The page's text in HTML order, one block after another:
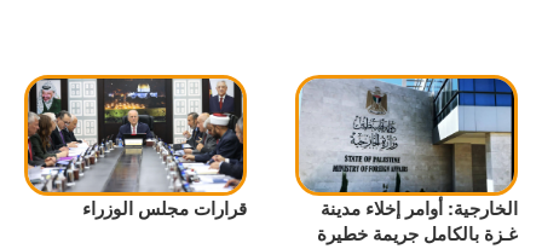
الخارجية: أوامر إخلاء مدينة
غـزة بالكامل جريمة خطيرة
قرارات مجلس الوزراء